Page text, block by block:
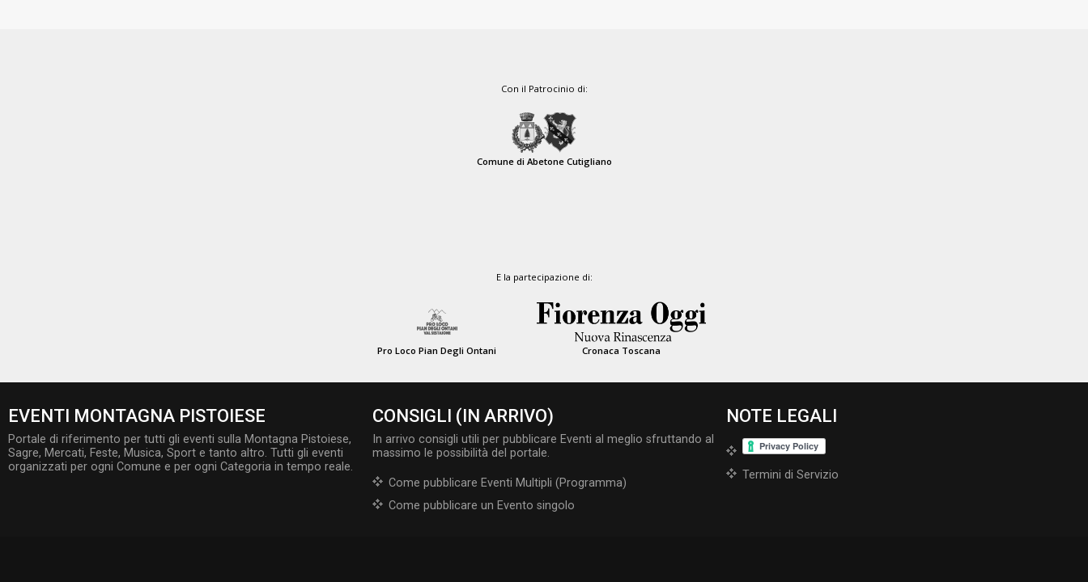
Con il Patrocinio di:
Comune di Abetone Cutigliano
E la partecipazione di:
Pro Loco Pian Degli Ontani Cronaca Toscana
EVENTI MONTAGNA PISTOIESE
Portale di riferimento per tutti gli eventi sulla Montagna Pistoiese,
Sagre, Mercati, Feste, Musica, Sport e tanto altro. Tutti gli eventi
organizzati per ogni Comune e per ogni Categoria in tempo reale.
CONSIGLI (IN ARRIVO)
In arrivo consigli utili per pubblicare Eventi al meglio sfruttando al
massimo le possibilità del portale.
Come pubblicare Eventi Multipli (Programma)
Come pubblicare un Evento singolo
NOTE LEGALI
Termini di Servizio